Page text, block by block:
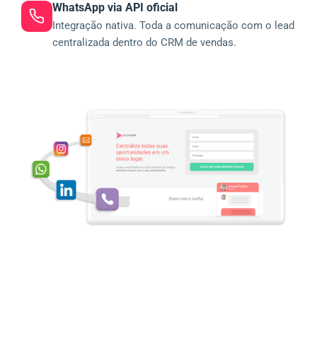
WhatsApp via API oficial
Integração nativa. Toda a comunicação com o lead
centralizada dentro do CRM de vendas.